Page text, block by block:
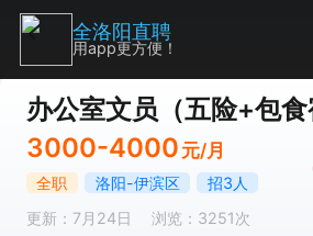
办公室文员（五险+包
3000-4000 元/月
全职 洛阳-伊滨区
招3人
更新：7月24日
浏览：3251次
全洛阳直聘
用app更方便！